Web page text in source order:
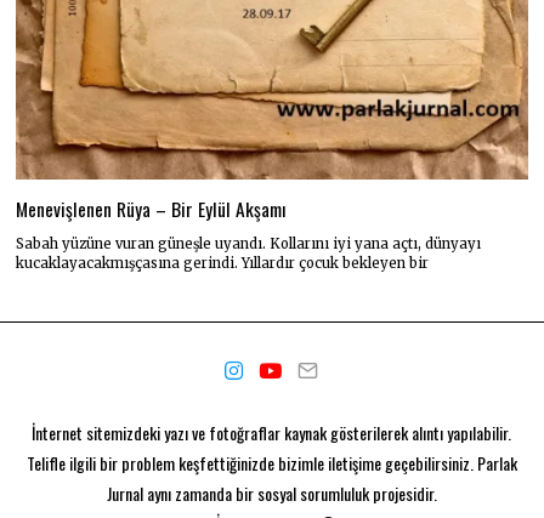
Menevişlenen Rüya – Bir Eylül Akşamı
Sabah yüzüne vuran güneşle uyandı. Kollarını iyi yana açtı, dünyayı
kucaklayacakmışçasına gerindi. Yıllardır çocuk bekleyen bir
İnternet sitemizdeki yazı ve fotoğraflar kaynak gösterilerek alıntı yapılabilir.
Telifle ilgili bir problem keşfettiğinizde bizimle iletişime geçebilirsiniz. Parlak
Jurnal aynı zamanda birsosyal sorumluluk projesidir.